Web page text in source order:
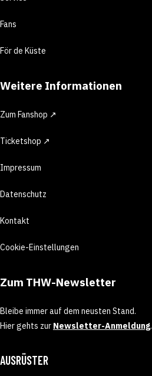
Fans
För de Küste
Weitere Informationen
Zum Fanshop ↗
Ticketshop ↗
Impressum
Datenschutz
Kontakt
Cookie-Einstellungen
Zum THW-Newsletter
Bleibe immer auf dem neusten Stand.
Hier gehts zur Newsletter-Anmeldung.
AUSRÜSTER